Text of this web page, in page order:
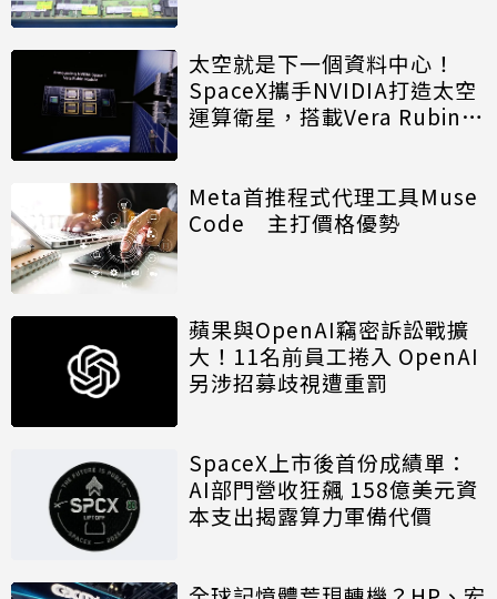
太空就是下一個資料中心！
SpaceX攜手NVIDIA打造太空
運算衛星，搭載Vera Rubin運
Meta首推程式代理工具Muse
Code 主打價格優勢
蘋果與OpenAI竊密訴訟戰擴
大！11名前員工捲入 OpenAI
另涉招募歧視遭重罰
SpaceX上市後首份成績單：
AI部門營收狂飆 158億美元資
本支出揭露算力軍備代價